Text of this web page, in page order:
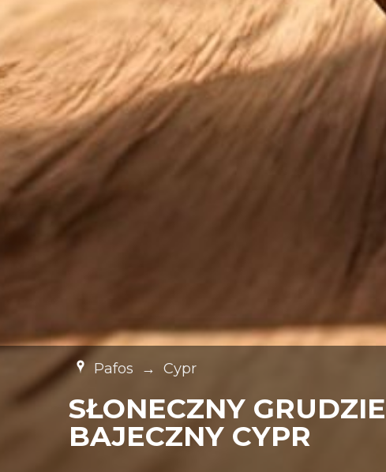
Pafos → Cypr
SŁONECZNY
BAJECZNY CYPR